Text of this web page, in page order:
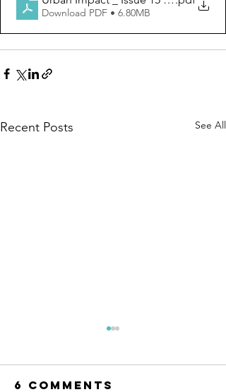
Download PDF • 6.80MB
Recent Posts See All
6 Comments